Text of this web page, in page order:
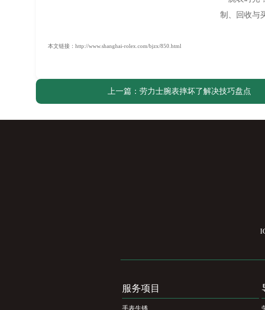
本文链接：http://www.shanghai-rolex.com/bjzx/850.html
上一篇： 劳力士腕表摔坏了解决技巧盘点
服务项目